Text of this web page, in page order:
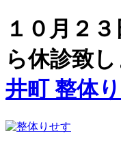
１０月２
ら休診致
井町 整体